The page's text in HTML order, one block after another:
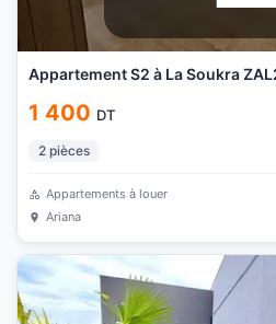
Appartement S2 à La Soukra
1 400 DT
2 pièces
Appartements à louer
Ariana